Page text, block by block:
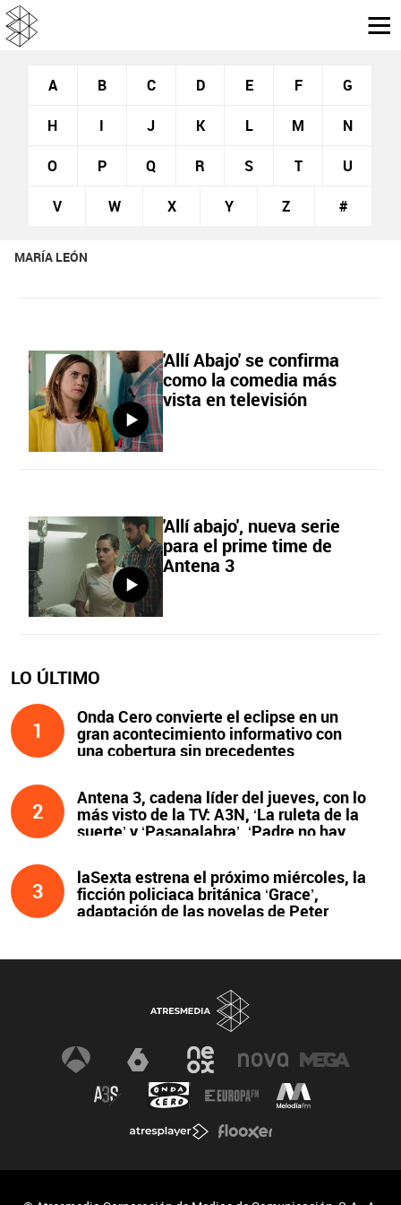
A B C D E F G
H I J K L M N
O P Q R S T U
V W X Y Z #
MARÍA LEÓN
'Allí Abajo' se confirma
como la comedia más
vista en televisión
'Allí abajo', nueva serie
para el prime time de
Antena 3
LO ÚLTIMO
1
Onda Cero convierte el eclipse en un
gran acontecimiento informativo con
una cobertura sin precedentes
2
Antena 3, cadena líder del jueves, con lo
más visto de la TV: A3N, ‘La ruleta de la
suerte’ y ‘Pasapalabra’. ‘Padre no hay
3
laSexta estrena el próximo miércoles, la
ficción policiaca británica ‘Grace’,
adaptación de las novelas de Peter